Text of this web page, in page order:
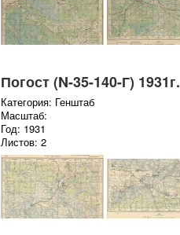
Погост (N-35-140-Г) 1931г.
Категория: Генштаб
Масштаб:
Год: 1931
Листов: 2